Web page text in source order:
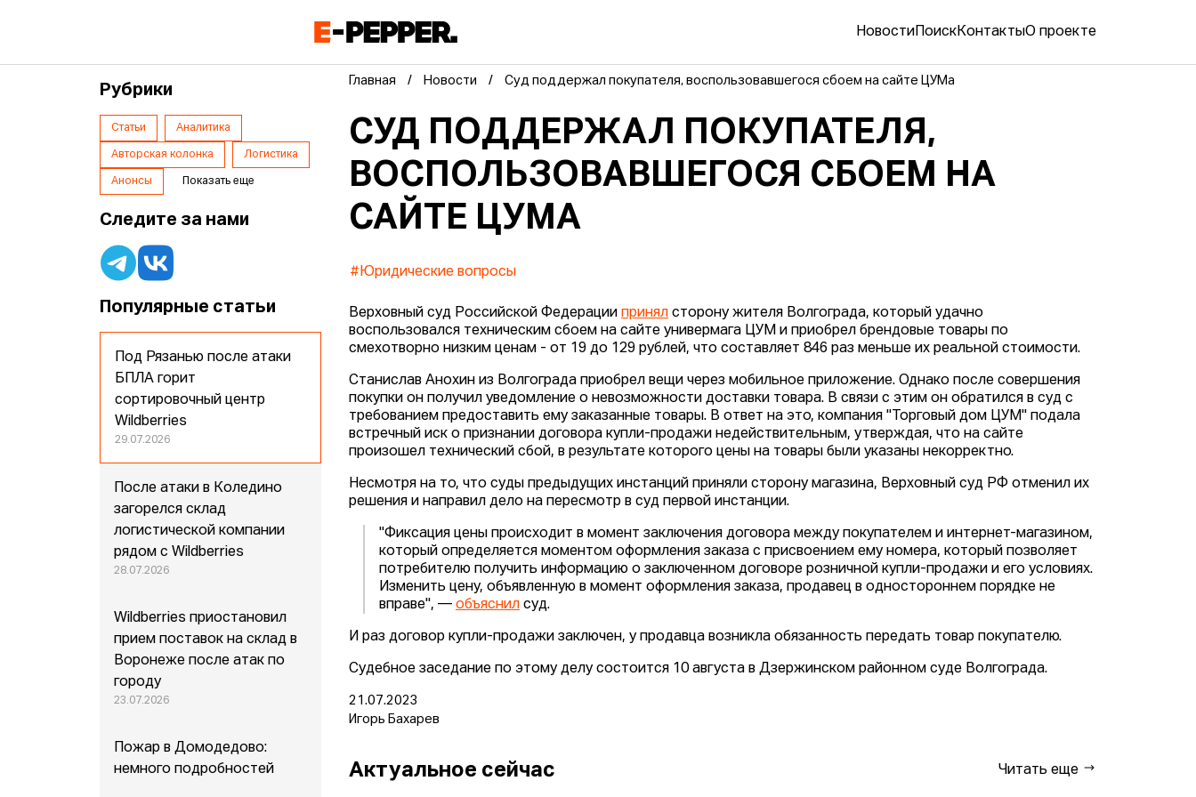
Новости ПоискКонтактыО проекте
Главная Новости Суд поддержал покупателя, воспользовавшегося сбоем на сайте ЦУМа
СУД ПОДДЕРЖАЛ ПОКУПАТЕЛЯ,
ВОСПОЛЬЗОВАВШЕГОСЯ СБОЕМ НА
САЙТЕ ЦУМА
#Юридические вопросы
Верховный суд Российской Федерациипринял сторону жителя Волгограда, который удачно
воспользовался техническим сбоем на сайте универмага ЦУМ и приобрел брендовые товары по
смехотворно низким ценам - от 19 до 129 рублей, что составляет 846 раз меньше их реальной стоимости.
Станислав Анохин из Волгограда приобрел вещи через мобильное приложение. Однако после совершения
покупки он получил уведомление о невозможности доставки товара. В связи с этим он обратился в суд с
требованием предоставить ему заказанные товары. В ответ на это, компания "Торговый дом ЦУМ" подала
встречный иск о признании договора купли-продажи недействительным, утверждая, что на сайте
произошел технический сбой, в результате которого цены на товары были указаны некорректно.
Несмотря на то, что суды предыдущих инстанций приняли сторону магазина, Верховный суд РФ отменил их
решения и направил дело на пересмотр в суд первой инстанции.
"Фиксация цены происходит в момент заключения договора между покупателем и интернет-магазином,
который определяется моментом оформления заказа с присвоением ему номера, который позволяет
потребителю получить информацию о заключенном договоре розничной купли-продажи и его условиях.
Изменить цену, объявленную в момент оформления заказа, продавец в одностороннем порядке не
вправе", —объяснил суд.
И раз договор купли-продажи заключен, у продавца возникла обязанность передать товар покупателю.
Судебное заседание по этому делу состоится 10 августа в Дзержинском районном суде Волгограда.
21.07.2023
Игорь Бахарев
Актуальное сейчас Читать еще
Рубрики
Статьи Аналитика
Авторская колонка Логистика
Анонсы Показать еще
Следите за нами
Популярные статьи
Под Рязанью после атаки
БПЛА горит
сортировочный центр
Wildberries
29.07.2026
После атаки в Коледино
загорелся склад
логистической компании
рядом с Wildberries
28.07.2026
Wildberries приостановил
прием поставок на склад в
Воронеже после атак по
городу
23.07.2026
Пожар в Домодедово:
немного подробностей